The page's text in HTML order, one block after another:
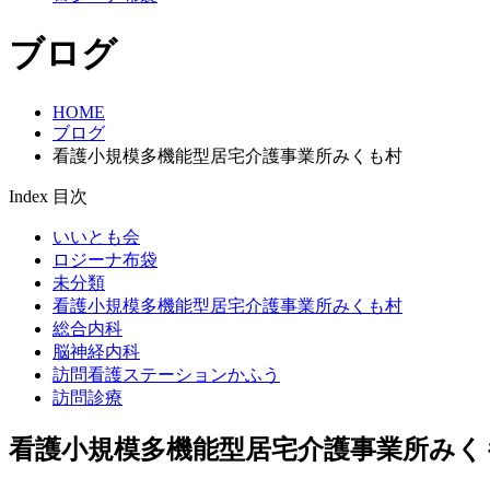
ブログ
HOME
ブログ
看護小規模多機能型居宅介護事業所みくも村
Index 目次
いいとも会
ロジーナ布袋
未分類
看護小規模多機能型居宅介護事業所みくも村
総合内科
脳神経内科
訪問看護ステーションかふう
訪問診療
看護小規模多機能型居宅介護事業所み